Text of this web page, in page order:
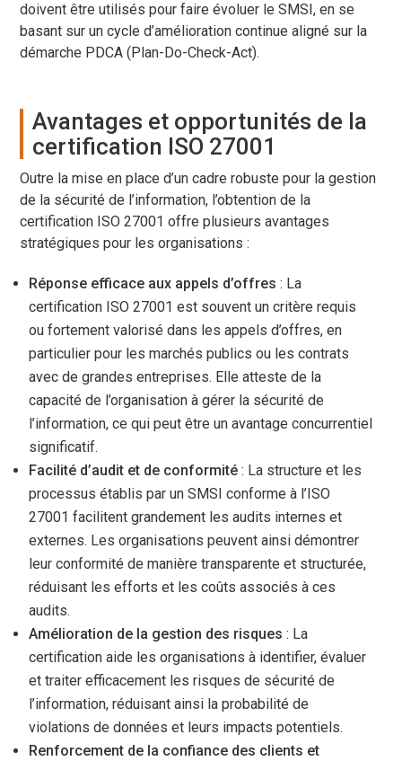
doivent être utilisés pour faire évoluer le SMSI, en se
basant sur un cycle d’amélioration continue aligné sur la
démarche PDCA (Plan-Do-Check-Act).
Avantages et opportunités de la
certification ISO 27001
Outre la mise en place d’un cadre robuste pour la gestion
de la sécurité de l’information, l’obtention de la
certification ISO 27001 offre plusieurs avantages
stratégiques pour les organisations :
Réponse efficace aux appels d’offres : La
certification ISO 27001 est souvent un critère requis
ou fortement valorisé dans les appels d’offres, en
particulier pour les marchés publics ou les contrats
avec de grandes entreprises. Elle atteste de la
capacité de l’organisation à gérer la sécurité de
l’information, ce qui peut être un avantage concurrentiel
significatif.
Facilité d’audit et de conformité : La structure et les
processus établis par un SMSI conforme à l’ISO
27001 facilitent grandement les audits internes et
externes. Les organisations peuvent ainsi démontrer
leur conformité de manière transparente et structurée,
réduisant les efforts et les coûts associés à ces
audits.
Amélioration de la gestion des risques : La
certification aide les organisations à identifier, évaluer
et traiter efficacement les risques de sécurité de
l’information, réduisant ainsi la probabilité de
violations de données et leurs impacts potentiels.
Renforcement de la confiance des clients et